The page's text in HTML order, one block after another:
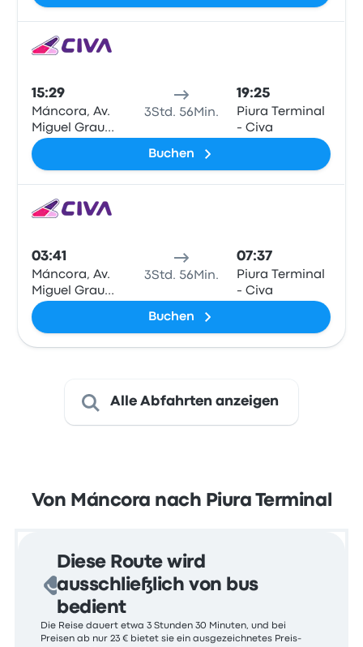
15:29
Máncora, Av.
Miguel Grau
N°622
3Std. 56Min.
19:25
Piura Terminal
- Civa
Buchen
03:41
Máncora, Av.
Miguel Grau
N°622
3Std. 56Min.
07:37
Piura Terminal
- Civa
Buchen
Alle Abfahrten anzeigen
Von Máncora nach Piura Terminal
Diese Route wird
ausschließlich von bus
bedient
Die Reise dauert etwa 3 Stunden 30 Minuten, und bei
Preisen ab nur 23 € bietet sie ein ausgezeichnetes Preis-